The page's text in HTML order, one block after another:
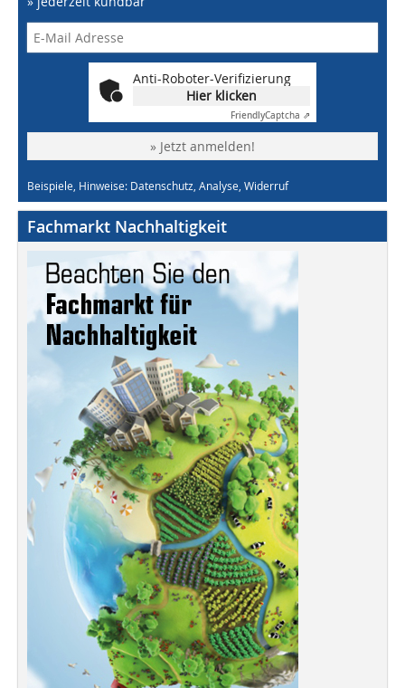
Anti-Roboter-Verifizierung
Hier klicken
FriendlyCaptcha ⇗
» Jetzt anmelden!
Beispiele, Hinweise: Datenschutz, Analyse, Widerruf
Fachmarkt Nachhaltigkeit